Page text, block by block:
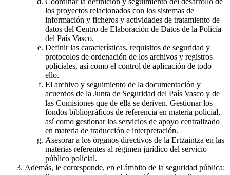
los proyectos relacionados con los sistemas de
información y ficheros y actividades de tratamiento de
datos del Centro de Elaboración de Datos de la Policía
del País Vasco.
Definir las características, requisitos de seguridad y
protocolos de ordenación de los archivos y registros
policiales, así como el control de aplicación de todo
ello.
El archivo y seguimiento de la documentación y
acuerdos de la Junta de Seguridad del País Vasco y de
las Comisiones que de ella se deriven. Gestionar los
fondos bibliográficos de referencia en materia policial,
así como gestionar los servicios de apoyo centralizado
en materia de traducción e interpretación.
Asesorar a los órganos directivos de la Ertzaintza en las
materias referentes al régimen jurídico del servicio
público policial.
Además, le corresponde, en el ámbito de la seguridad pública: